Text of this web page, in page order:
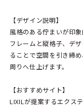
【デザイン説明】
風格のある佇まいが印
フレームと縦格子、デ
ることで空間を引き締
周りへ仕上げます。
【おすすめサイト】
LIXILが提案するエクス